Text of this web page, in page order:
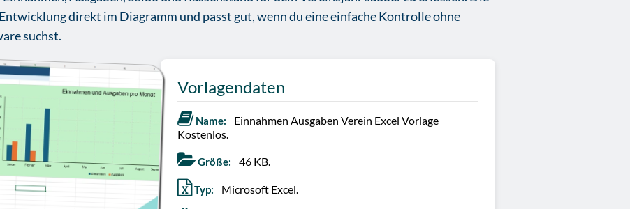
direkt im Diagramm und passt gut, wenn du eine einfache Kontrolle ohne
suchst.
Vorlagendaten
Name:
Einnahmen Ausgaben Verein Excel Vorlage
Kostenlos.
Größe: 46 KB.
Typ: Microsoft Excel.